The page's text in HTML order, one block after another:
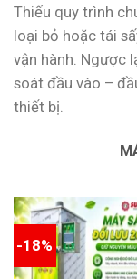
Thiếu quy trình
loại bỏ hoặc tái
vận hành. Ngược
soát đầu vào –
thiết bị.
-18%